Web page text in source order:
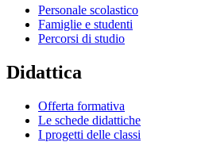
Personale scolastico
Famiglie e studenti
Percorsi di studio
Didattica
Offerta formativa
Le schede didattiche
I progetti delle classi